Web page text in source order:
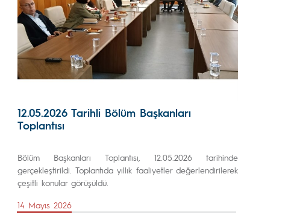
12.05.2026 Tarihli Bölüm Başkanları
Toplantısı
Bölüm Başkanları Toplantısı, 12.05.2026 tarihinde
gerçekleştirildi. Toplantıda yıllık faaliyetler değerlendirilerek
çeşitli konular görüşüldü.
14 Mayıs 2026